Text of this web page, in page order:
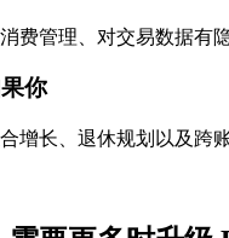
费管理、对交易数据有
你
增长、退休规划以及跨